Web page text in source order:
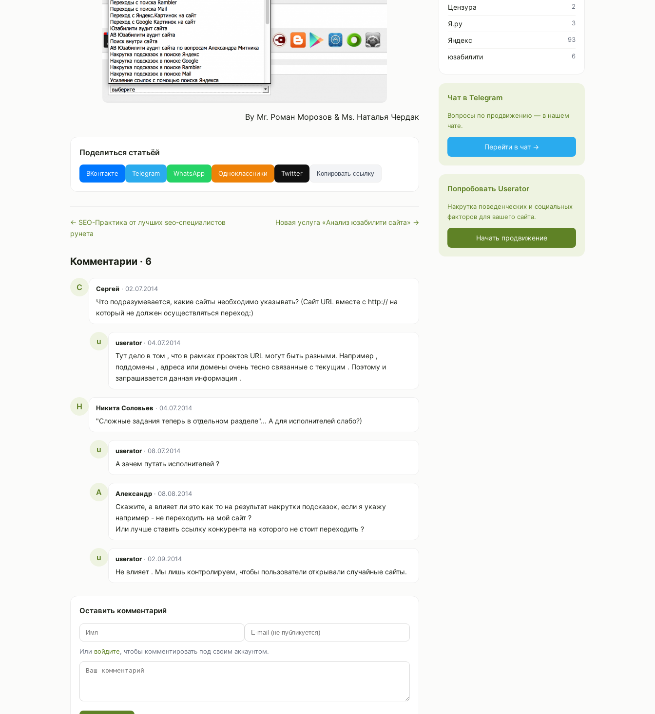
By Mr. Роман Морозов & Ms. Наталья Чердак
Поделиться статьёй
ВКонтакте Telegram WhatsApp Одноклассники Twitter Копировать ссылку
← SEO-Практика от лучших seo-специалистов
рунета
Новая услуга «Анализ юзабилити сайта» →
Комментарии · 6
С Сергей · 02.07.2014
Что подразумевается, какие сайты необходимо указывать? (Сайт URL вместе с http:// на
который не должен осуществляться переход:)
u userator · 04.07.2014
Тут дело в том , что в рамках проектов URL могут быть разными. Например ,
поддомены , адреса или домены очень тесно связанные с текущим . Поэтому и
запрашивается данная информация .
Н Никита Соловьев · 04.07.2014
"Сложные задания теперь в отдельном разделе"... А для исполнителей слабо?)
u userator · 08.07.2014
А зачем путать исполнителей ?
А Александр · 08.08.2014
Скажите, а влияет ли это как то на результат накрутки подсказок, если я укажу
например - не переходить на мой сайт ?
Или лучше ставить ссылку конкурента на которого не стоит переходить ?
u userator · 02.09.2014
Не влияет . Мы лишь контролируем, чтобы пользователи открывали случайные сайты.
Оставить комментарий
Или войдите, чтобы комментировать под своим аккаунтом.
Цензура 2
Я.ру 3
Яндекс 93
юзабилити 6
Чат в Telegram
Вопросы по продвижению — в нашем
чате.
Перейти в чат →
Попробовать Userator
Накрутка поведенческих и социальных
факторов для вашего сайта.
Начать продвижение